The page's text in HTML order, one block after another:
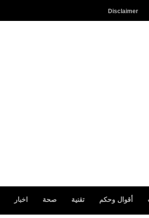
Disclaimer
أقوال وحكم تقنية صحة اخبار